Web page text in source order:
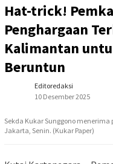
Hat-trick!
Penghargaan
Kalimantan
Beruntun
Editoredaksi
10 Desember 2025
Sekda Kukar Sunggono
Jakarta, Senin. (Kukar Paper)